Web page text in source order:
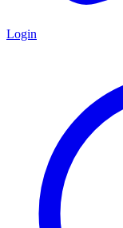
Login